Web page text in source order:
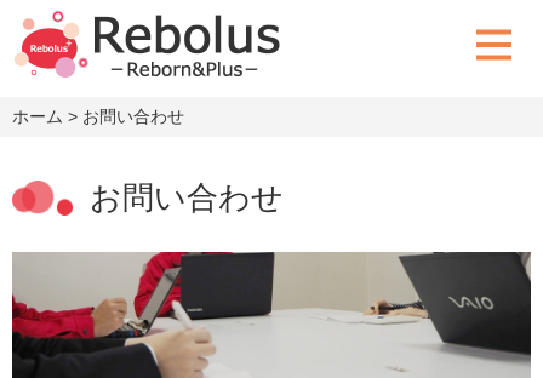
ホーム > お問い合わせ
お問い合わせ